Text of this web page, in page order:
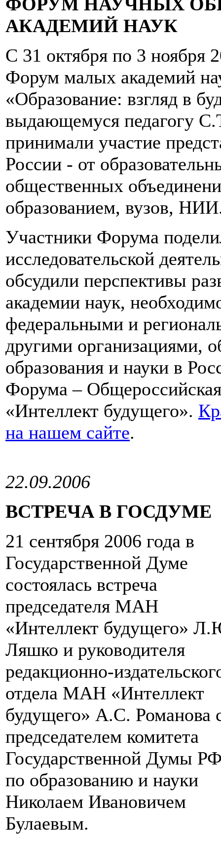
АКАДЕМИЙ НАУК
С 31 октября по 3 ноября
Форум малых академий
«Образование: взгляд в
выдающемуся педагогу
принимали участие
России - от
общественных
образованием, вузов,
Участники Форума
исследовательской
обсудили перспективы
академии наук,
федеральными и
другими организациями,
образования и науки в
Форума –
«Интеллект будущего».
на нашем сайте.
22.09.2006
ВСТРЕЧА В ГОСДУМЕ
21 сентября 2006 года в
Государственной Думе
состоялась встреча
председателя МАН
«Интеллект будущего»
Ляшко и руководителя
редакционно-
отдела МАН «Интеллект
будущего» А.С. Романова
председателем комитета
Государственной Думы
по образованию и науки
Николаем Ивановичем
Булаевым.